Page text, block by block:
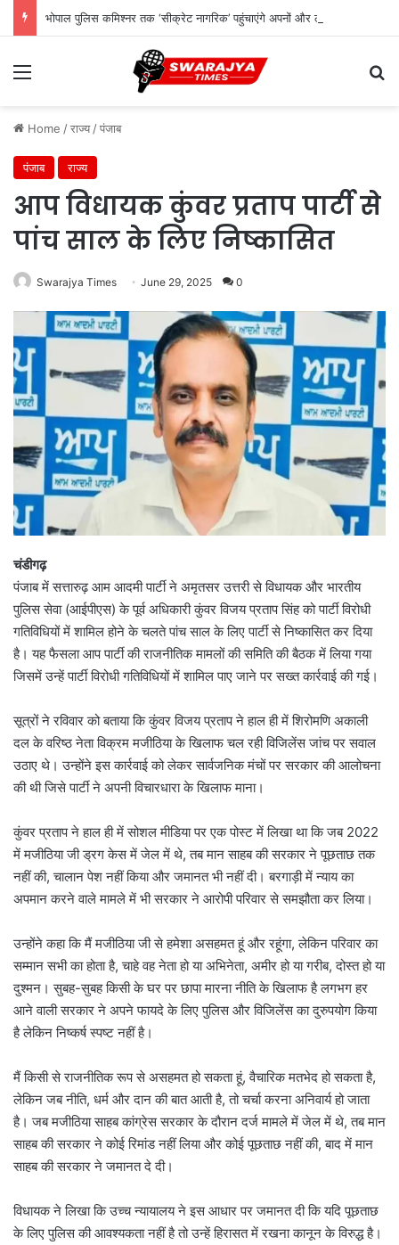
Menu
Home /राज्य /पंजाब
पंजाब राज्य
आप विधायक कुंवर प्रताप पार्टी से
पांच साल के लिए निष्कासित
Swarajya Times June 29, 2025 0
चंडीगढ़
पंजाब में सत्तारुढ़ आम आदमी पार्टी ने अमृतसर उत्तरी से विधायक और भारतीय
पुलिस सेवा (आईपीएस) के पूर्व अधिकारी कुंवर विजय प्रताप सिंह को पार्टी विरोधी
गतिविधियों में शामिल होने के चलते पांच साल के लिए पार्टी से निष्कासित कर दिया
है। यह फैसला आप पार्टी की राजनीतिक मामलों की समिति की बैठक में लिया गया
जिसमें उन्हें पार्टी विरोधी गतिविधियों में शामिल पाए जाने पर सख्त कार्रवाई की गई।
सूत्रों ने रविवार को बताया कि कुंवर विजय प्रताप ने हाल ही में शिरोमणि अकाली
दल के वरिष्ठ नेता विक्रम मजीठिया के खिलाफ चल रही विजिलेंस जांच पर सवाल
उठाए थे। उन्होंने इस कार्रवाई को लेकर सार्वजनिक मंचों पर सरकार की आलोचना
की थी जिसे पार्टी ने अपनी विचारधारा के खिलाफ माना।
कुंवर प्रताप ने हाल ही में सोशल मीडिया पर एक पोस्ट में लिखा था कि जब 2022
में मजीठिया जी ड्रग केस में जेल में थे, तब मान साहब की सरकार ने पूछताछ तक
नहीं की, चालान पेश नहीं किया और जमानत भी नहीं दी। बरगाड़ी में न्याय का
अपमान करने वाले मामले में भी सरकार ने आरोपी परिवार से समझौता कर लिया।
उन्होंने कहा कि मैं मजीठिया जी से हमेशा असहमत हूं और रहूंगा, लेकिन परिवार का
सम्मान सभी का होता है, चाहे वह नेता हो या अभिनेता, अमीर हो या गरीब, दोस्त हो या
दुश्मन। सुबह-सुबह किसी के घर पर छापा मारना नीति के खिलाफ है लगभग हर
आने वाली सरकार ने अपने फायदे के लिए पुलिस और विजिलेंस का दुरुपयोग किया
है लेकिन निष्कर्ष स्पष्ट नहीं है।
मैं किसी से राजनीतिक रूप से असहमत हो सकता हूं, वैचारिक मतभेद हो सकता है,
लेकिन जब नीति, धर्म और दान की बात आती है, तो चर्चा करना अनिवार्य हो जाता
है। जब मजीठिया साहब कांग्रेस सरकार के दौरान दर्ज मामले में जेल में थे, तब मान
साहब की सरकार ने कोई रिमांड नहीं लिया और कोई पूछताछ नहीं की, बाद में मान
साहब की सरकार ने जमानत दे दी।
विधायक ने लिखा कि उच्च न्यायालय ने इस आधार पर जमानत दी कि यदि पूछताछ
के लिए पुलिस की आवश्यकता नहीं है तो उन्हें हिरासत में रखना कानून के विरुद्ध है।